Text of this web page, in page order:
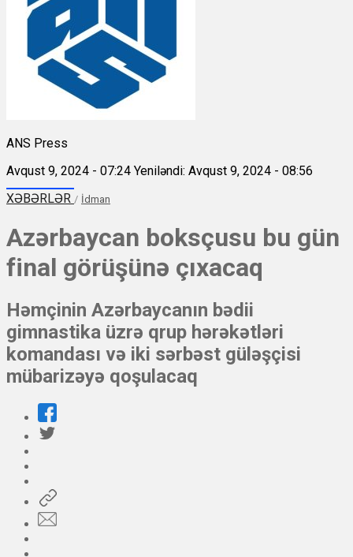
ANS Press
Avqust 9, 2024 - 07:24 Yeniləndi: Avqust 9, 2024 - 08:56
XƏBƏRLƏR / İdman
Azərbaycan boksçusu bu gün
final görüşünə çıxacaq
Həmçinin Azərbaycanın bədii
gimnastika üzrə qrup hərəkətləri
komandası və iki sərbəst güləşçisi
mübarizəyə qoşulacaq